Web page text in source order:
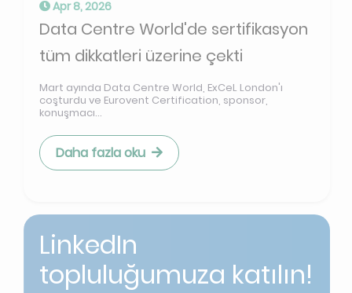
Apr 8, 2026
Data Centre World'de sertifikasyon
tüm dikkatleri üzerine çekti
Mart ayında Data Centre World, ExCeL London'ı
coşturdu ve Eurovent Certification, sponsor,
konuşmacı...
Daha fazla oku
LinkedIn
topluluğumuza katılın!